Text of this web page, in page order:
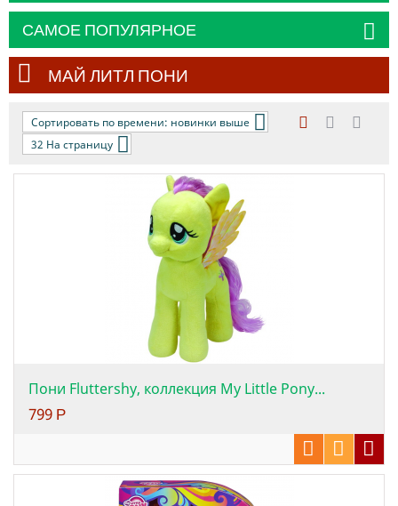
САМОЕ ПОПУЛЯРНОЕ
МАЙ ЛИТЛ ПОНИ
Сортировать по времени: новинки выше
32 На страницу
Пони Fluttershy, коллекция My Little Pony...
799 Р